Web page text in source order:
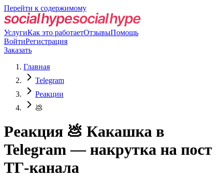
Перейти к содержимому
УслугиКак это работаетОтзывыПомощь
ВойтиРегистрация
Заказать
Главная
Telegram
Реакции
💩
Реакция 💩 Какашка в
Telegram — накрутка на пост
ТГ-канала